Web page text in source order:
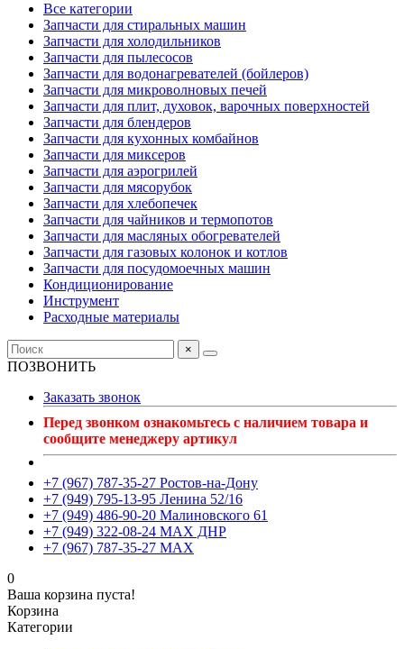
Все категории
Запчасти для стиральных машин
Запчасти для холодильников
Запчасти для пылесосов
Запчасти для водонагревателей (бойлеров)
Запчасти для микроволновых печей
Запчасти для плит, духовок, варочных поверхностей
Запчасти для блендеров
Запчасти для кухонных комбайнов
Запчасти для миксеров
Запчасти для аэрогрилей
Запчасти для мясорубок
Запчасти для хлебопечек
Запчасти для чайников и термопотов
Запчасти для масляных обогревателей
Запчасти для газовых колонок и котлов
Запчасти для посудомоечных машин
Кондиционирование
Инструмент
Расходные материалы
×
ПОЗВОНИТЬ
Заказать звонок
Перед звонком ознакомьтесь с наличием товара и
сообщите менеджеру артикул
+7 (967) 787-35-27 Ростов-на-Дону
+7 (949) 795-13-95 Ленина 52/16
+7 (949) 486-90-20 Малиновского 61
+7 (949) 322-08-24 MAX ДНР
+7 (967) 787-35-27 MAX
0
Ваша корзина пуста!
Корзина
Категории